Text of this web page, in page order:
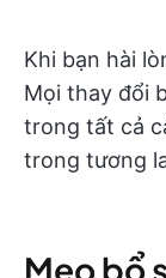
Khi bạn hài
Mọi thay đổi
trong tất cả
trong tương
Mẹo bổ